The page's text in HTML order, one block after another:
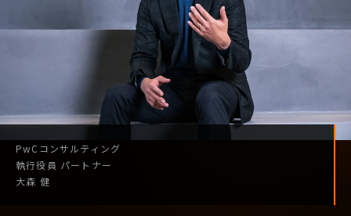
PwCコンサルティング
執行役員 パートナー
大森 健